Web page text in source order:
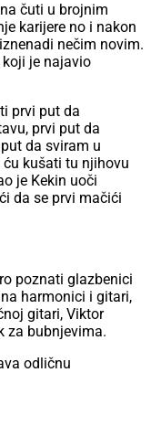
čuti u brojnim
karijere no i nakon
nečim novim.
je najavio
prvi put da
prvi put da
da sviram u
kušati tu njihovu
je Kekin uoči
da se prvi mačići
poznati glazbenici
harmonici i gitari,
gitari, Viktor
za bubnjevima.
odličnu